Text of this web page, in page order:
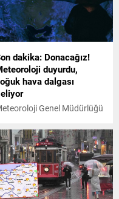
dakika: Donacağız!
duyurdu,
hava dalgası
Genel Müdürlüğü
Buna göre;
günü itibarıyla
iç kesimlerde kar
etkisini gösterecek,
genelinde sıcaklıklar